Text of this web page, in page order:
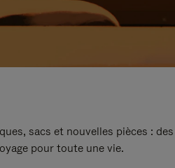
sacs et nouvelles pièces : des
pour toute une vie.